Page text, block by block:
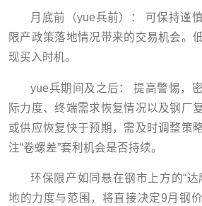
月底前（yue兵前）： 可保持谨
限产政策落地情况带来的交易机会。
现买入时机。
yue兵期间及之后： 提高警惕，
际力度、终端需求恢复情况以及钢厂
或供应恢复快于预期，需及时调整策
注“卷螺差”套利机会是否持续。
环保限产如同悬在钢市上方的“
地的力度与范围，将直接决定9月钢